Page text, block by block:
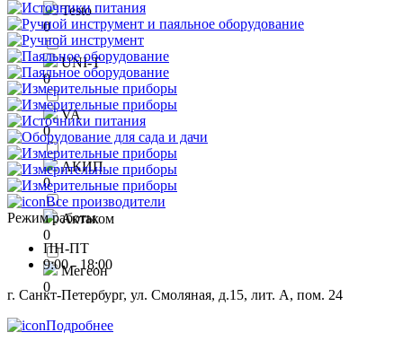
Testo
0
UNI-T
0
VA
0
АКИП
0
Актаком
0
Мегеон
0
Все производители
Режим работы
ПН-ПТ
9:00 - 18:00
г. Санкт-Петербург, ул. Смоляная, д.15, лит. А, пом. 24
Подробнее